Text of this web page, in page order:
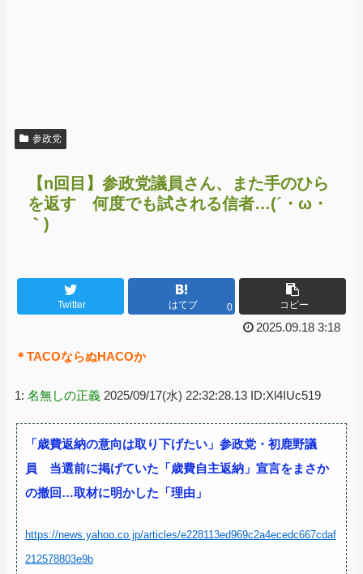
参政党
【n回目】参政党議員さん、また手のひら
を返す 何度でも試される信者…(´・ω・
｀)
Twitter はてブ 0 コピー
2025.09.18 3:18
＊TACOならぬHACOか
1: 名無しの正義 2025/09/17(水) 22:32:28.13 ID:Xl4IUc519
「歳費返納の意向は取り下げたい」参政党・初鹿野議
員 当選前に掲げていた「歳費自主返納」宣言をまさか
の撤回…取材に明かした「理由」
https://news.yahoo.co.jp/articles/e228113ed969c2a4ecedc667cdaf
212578803e9b